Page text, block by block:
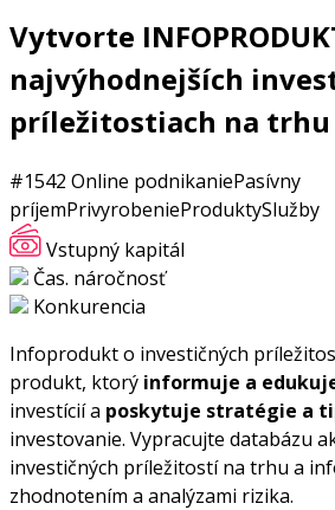
Vytvorte
najvýhodnejších
príležitostiach na trhu
#1542 Online podnikaniePasívny
príjemPrivyrobenieProduktySlužby
Vstupný kapitál
Čas. náročnosť
Konkurencia
Infoprodukt o investičných
produkt, ktorý informuje a
investícií a poskytuje stratégie a
investovanie. Vypracujte databázu
investičných príležitostí na trhu a
zhodnotením a analýzami rizika.